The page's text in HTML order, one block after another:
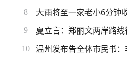
8 大雨将至一家老小6分钟
9 夏立言：郑丽文两岸路
10